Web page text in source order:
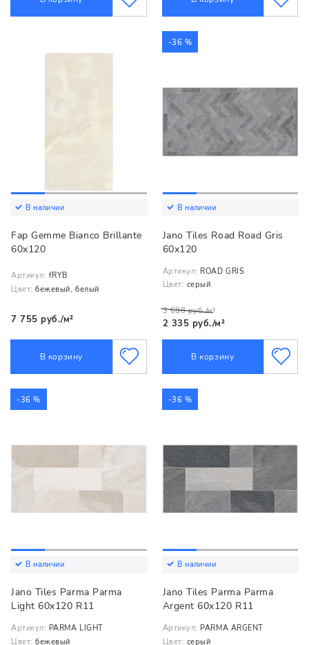
В наличии
Fap Gemme Bianco Brillante
60х120
Артикул: fRYB
Цвет: бежевый, белый
7 755 руб./м²
В корзину
-36 %
В наличии
Jano Tiles Road Road Gris
60x120
Артикул: ROAD GRIS
Цвет: серый
3 608 руб./м²
2 335 руб./м²
В корзину
-36 %
В наличии
Jano Tiles Parma Parma
Light 60x120 R11
Артикул: PARMA LIGHT
Цвет: бежевый
-36 %
В наличии
Jano Tiles Parma Parma
Argent 60x120 R11
Артикул: PARMA ARGENT
Цвет: серый